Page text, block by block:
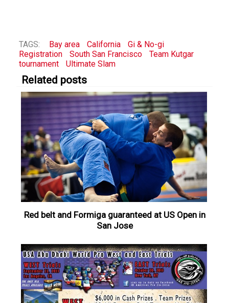
TAGS: Bay area California
Gi & No-gi
Registration
South San Francisco
Team Kutgar
tournament
Ultimate Slam
Related posts
Red belt and Formiga guaranteed at US Open in
San Jose